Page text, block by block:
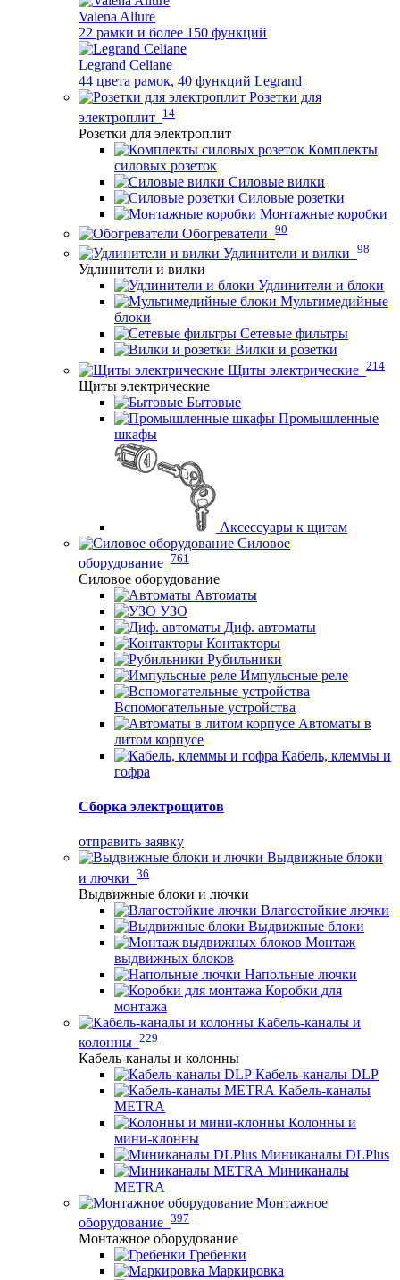
Valena Allure
22 рамки и более 150 функций
Legrand Celiane
44 цвета рамок, 40 функций Legrand
Розетки для
электроплит 14
Розетки для электроплит
Комплекты
силовых розеток
Силовые вилки
Силовые розетки
Монтажные коробки
Обогреватели 90
Удлинители и вилки 98
Удлинители и вилки
Удлинители и блоки
Мультимедийные
блоки
Сетевые фильтры
Вилки и розетки
Щиты электрические 214
Щиты электрические
Бытовые
Промышленные
шкафы
Аксессуары к щитам
Силовое
оборудование 761
Силовое оборудование
Автоматы
УЗО
Диф. автоматы
Контакторы
Рубильники
Импульсные реле
Вспомогательные устройства
Автоматы в
литом корпусе
Кабель, клеммы и
гофра
Сборка электрощитов
отправить заявку
Выдвижные блоки
и лючки 36
Выдвижные блоки и лючки
Влагостойкие лючки
Выдвижные блоки
Монтаж
выдвижных блоков
Напольные лючки
Коробки для
монтажа
Кабель-каналы и
колонны 229
Кабель-каналы и колонны
Кабель-каналы DLP
Кабель-каналы
METRA
Колонны и
мини-клонны
Миниканалы DLPlus
Миниканалы
METRA
Монтажное
оборудование 397
Монтажное оборудование
Гребенки
Маркировка